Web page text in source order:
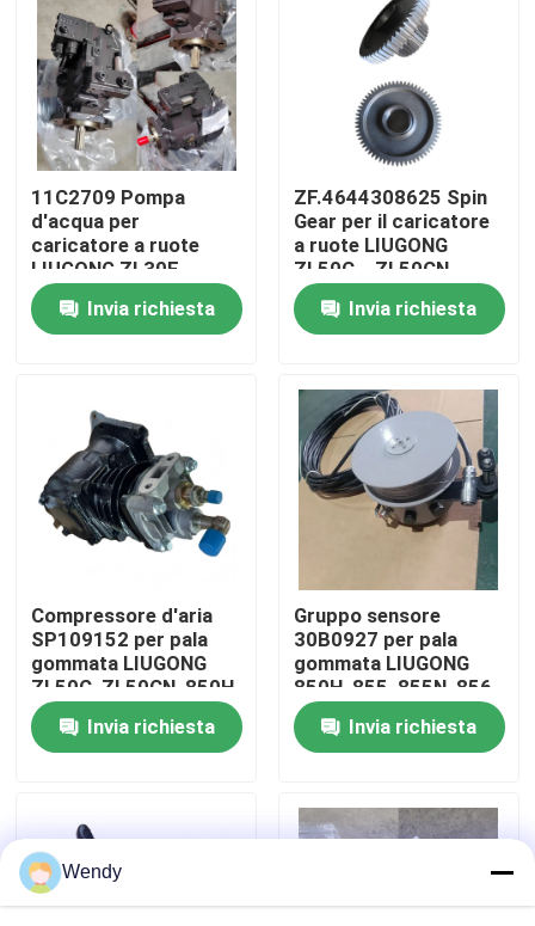
Casa
Prodotti
Circa noi
Giro della fabbrica
Controllo di qualità
Contattici
Casi
Blog
11C2709 Pompa
d'acqua per
caricatore a ruote
LIUGONG ZL30E、
ZL30F、CLG835、
CLG836 ZL40B
Motore Yuchai
Invia richiesta
ZF.4644308625 Spin
Gear per il caricatore
a ruote LIUGONG
ZL50C、ZL50CN、
850H、855、855N、
856、856H 862H、
870H Trasmissione
6WG200
Invia richiesta
Compressore d'aria
SP109152 per pala
gommata LIUGONG
ZL50C, ZL50CN, 850H,
855, 855N, 856, 856H
862H, 870H
escavatore
CLG925D、CLG933E、
CLG936D
Invia richiesta
Gruppo sensore
30B0927 per pala
gommata LIUGONG
850H, 855, 855N, 856,
856H, 862H, 870H
ZL50C, ZL50CN
Escavatore CLG915D,
Invia richiesta
Wendy